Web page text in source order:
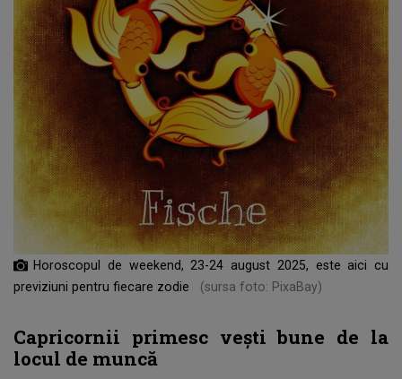
Horoscopul de weekend, 23-24 august 2025, este aici cu
previziuni pentru fiecare zodie
(sursa foto: PixaBay)
Capricornii primesc vești bune de la
locul de muncă